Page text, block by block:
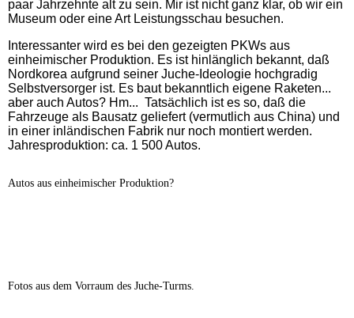
paar Jahrzehnte alt zu sein. Mir ist nicht ganz klar, ob wir ein
Museum oder eine Art Leistungsschau besuchen.
Interessanter wird es bei den gezeigten PKWs aus
einheimischer Produktion. Es ist hinlänglich bekannt, daß
Nordkorea aufgrund seiner Juche-Ideologie hochgradig
Selbstversorger ist. Es baut bekanntlich eigene Raketen...
aber auch Autos? Hm... Tatsächlich ist es so, daß die
Fahrzeuge als Bausatz geliefert (vermutlich aus China) und
in einer inländischen Fabrik nur noch montiert werden.
Jahresproduktion: ca. 1 500 Autos.
Autos aus einheimischer Produktion?
Fotos aus dem Vorraum des Juche-Turms.